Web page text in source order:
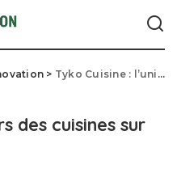
> Tyko Cuisine : l’univers des cuisines sur mesure
des cuisines sur